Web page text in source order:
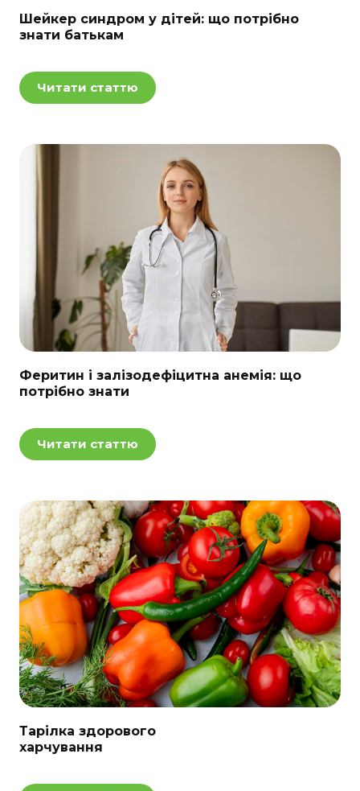
Шейкер синдром у дітей: що потрібно
знати батькам
Читати статтю
Феритин і залізодефіцитна анемія: що
потрібно знати
Читати статтю
Тарілка здорового
харчування